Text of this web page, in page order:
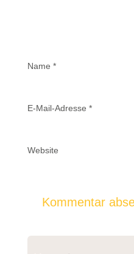
Name *
E-Mail-Adresse *
Website